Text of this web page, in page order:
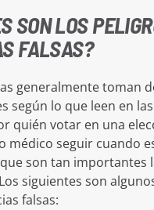
SON LOS
FALSAS?
generalmente toman
según lo que leen en
quién votar en una
médico seguir cuando
son tan importantes
siguientes son
falsas: